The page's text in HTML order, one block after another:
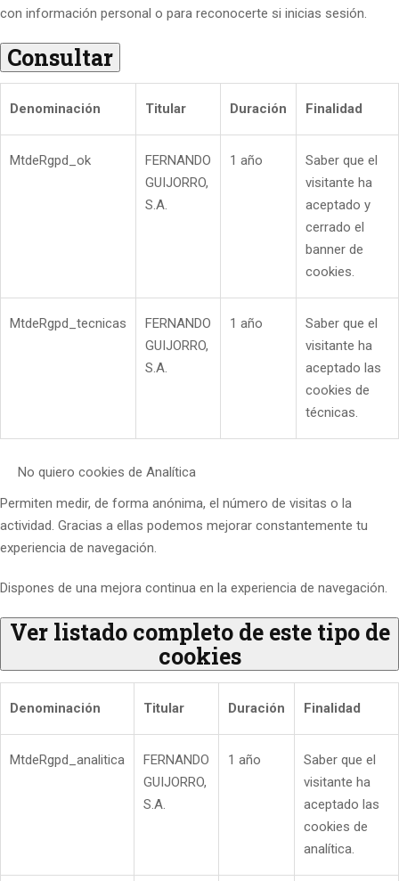
con información personal o para reconocerte si inicias sesión.
Consultar
Denominación Titular Duración Finalidad
MtdeRgpd_ok
FERNANDO
GUIJORRO,
S.A.
1 año
Saber que el
visitante ha
aceptado y
cerrado el
banner de
cookies.
MtdeRgpd_tecnicas
FERNANDO
GUIJORRO,
S.A.
1 año
Saber que el
visitante ha
aceptado las
cookies de
técnicas.
No quiero cookies de Analítica
Permiten medir, de forma anónima, el número de visitas o la
actividad. Gracias a ellas podemos mejorar constantemente tu
experiencia de navegación.
Dispones de una mejora continua en la experiencia de navegación.
Ver listado completo de este tipo de
cookies
Denominación Titular Duración Finalidad
MtdeRgpd_analitica
FERNANDO
GUIJORRO,
S.A.
1 año
Saber que el
visitante ha
aceptado las
cookies de
analítica.